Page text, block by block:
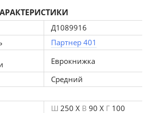
модели, впишется даже
кровать прямой Свитон
прочный и приятный
велюр. Благодаря
и простому в
механизму - еврокнижка данная
вам долгие годы.
Д1089916
Партнер 401
Еврокнижка
Средний
Ш 250 X В 90 X Г 100